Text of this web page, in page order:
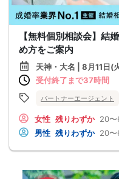
【無料個別相談会】結
め方をご案内
天神・大名 | 8月11日(
受付終了まで37時間
パートナーエージェント
女性 残りわずか 20
男性 残りわずか 20